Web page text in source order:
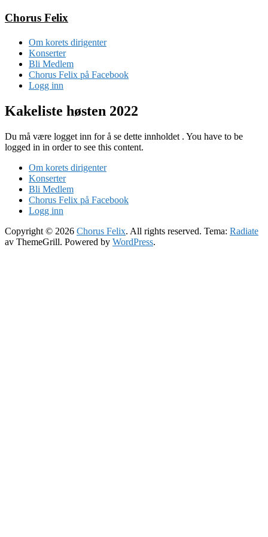
Gå
innhold
Chorus Felix
Om korets dirigenter
Konserter
Bli Medlem
Chorus Felix på Facebook
Logg inn
Kakeliste høsten 2022
Du må være logget inn for å se dette innholdet . You have to be
logged in in order to see this content.
Om korets dirigenter
Konserter
Bli Medlem
Chorus Felix på Facebook
Logg inn
Copyright © 2026 Chorus Felix. All rights reserved. Tema: Radiate
av ThemeGrill. Powered by WordPress.